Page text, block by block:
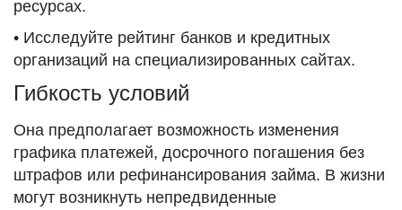
ресурсах.
• Исследуйте рейтинг банков и кредитных
организаций на специализированных сайтах.
Гибкость условий
Она предполагает возможность изменения
графика платежей, досрочного погашения без
штрафов или рефинансирования займа. В жизни
могут возникнуть непредвиденные